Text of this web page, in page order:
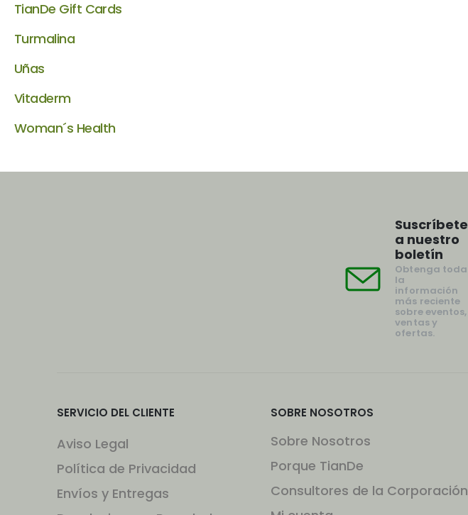
TianDe Gift Cards
Turmalina
Uñas
Vitaderm
Woman´s Health
Suscríbete
a nuestro
boletín
Obtenga toda
la
información
más reciente
sobre eventos,
ventas y
ofertas.
SERVICIO DEL CLIENTE
Aviso Legal
Política de Privacidad
Envíos y Entregas
SOBRE NOSOTROS
Sobre Nosotros
Porque TianDe
Consultores de la Corporación